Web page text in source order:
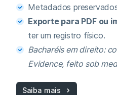
Metadados
Exporte para PDF ou
ter um registro físico.
Bacharéis em direito:
Evidence, feito sob
Saiba mais